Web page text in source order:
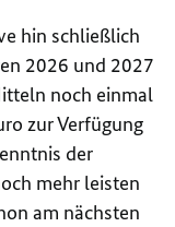
hin schließlich
2026 und 2027
noch einmal
zur Verfügung
der
mehr leisten
am nächsten